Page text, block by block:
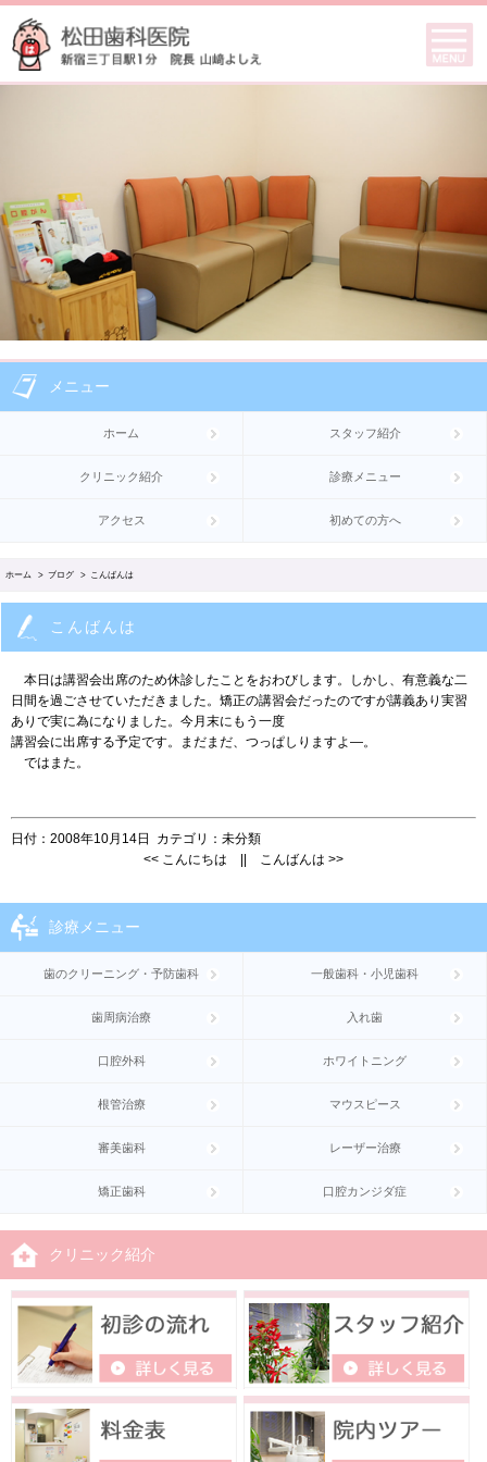
メニュー
ホーム
クリニック紹介
アクセス
スタッフ紹介
診療メニュー
初めての方へ
ホーム > ブログ > こんばんは
こんばんは
本日は講習会出席のため休診したことをおわびします。しかし、有意義な二
日間を過ごさせていただきました。矯正の講習会だったのですが講義あり実習
ありで実に為になりました。今月末にもう一度
講習会に出席する予定です。まだまだ、つっぱしりますよ—。
ではまた。
日付： 2008年10月14日 カテゴリ： 未分類
<< こんにちは こんばんは >>
診療メニュー
歯のクリーニング・予防歯科
歯周病治療
口腔外科
根管治療
審美歯科
矯正歯科
一般歯科・小児歯科
入れ歯
ホワイトニング
マウスピース
レーザー治療
口腔カンジダ症
クリニック紹介